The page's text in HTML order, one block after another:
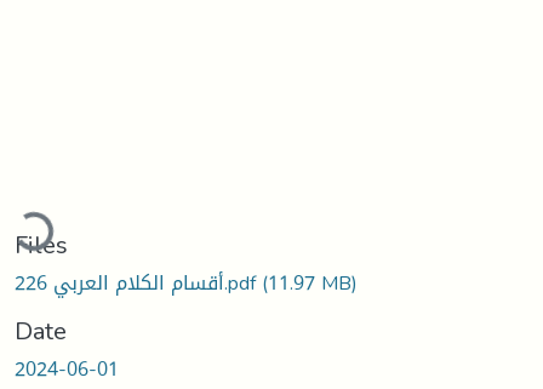
Files
226 أقسام الكلام العربي.pdf(11.97 MB)
Date
2024-06-01